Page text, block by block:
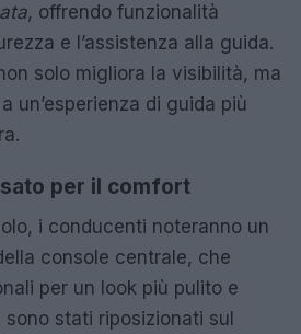
, offrendo funzionalità
e l’assistenza alla guida.
solo migliora la visibilità, ma
un’esperienza di guida più
per il comfort
i conducenti noteranno un
console centrale, che
per un look più pulito e
sono stati riposizionati sul